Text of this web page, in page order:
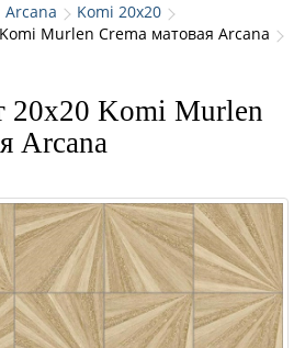
Arcana
Komi 20x20
Murlen Crema матовая Arcana
20x20 Komi Murlen
Arcana